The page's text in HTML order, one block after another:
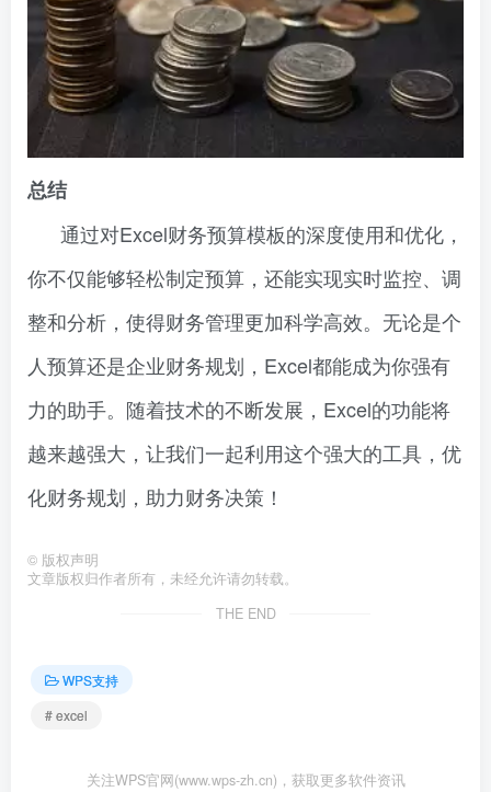
总结
通过对Excel财务预算模板的深度使用和优化，
你不仅能够轻松制定预算，还能实现实时监控、调
整和分析，使得财务管理更加科学高效。无论是个
人预算还是企业财务规划，Excel都能成为你强有
力的助手。随着技术的不断发展，Excel的功能将
越来越强大，让我们一起利用这个强大的工具，优
化财务规划，助力财务决策！
© 版权声明
文章版权归作者所有，未经允许请勿转载。
THE END
WPS支持
# excel
关注WPS官网(www.wps-zh.cn)，获取更多软件资讯